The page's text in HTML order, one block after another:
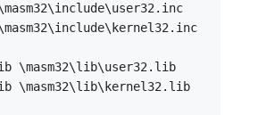
\masm32\lib\user32.lib
\masm32\lib\kernel32.lib